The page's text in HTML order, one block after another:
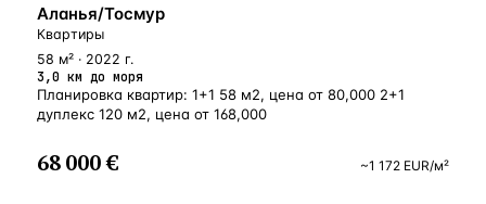
ВНЖ
Аланья/Тосмур
Квартиры
58 м² · 2022 г.
3,0 км до моря
Планировка квартир: 1+1 58 м2, цена от 80,000 2+1
дуплекс 120 м2, цена от 168,000
68 000 € ~1 172 EUR/м²